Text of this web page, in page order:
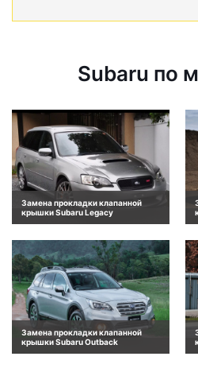
Subaru по
Замена прокладки клапанной
крышки Subaru Legacy
Замена прокладки клапанной
крышки Subaru Outback